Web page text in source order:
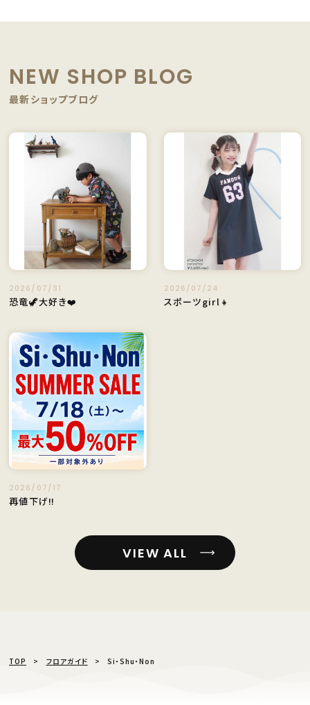
NEW SHOP BLOG
最新ショップブログ
2026/07/31
恐竜🦖大好き❤️
2026/07/24
スポーツgirl👧
2026/07/17
再値下げ‼️
VIEW ALL
TOP フロアガイド Si・Shu・Non